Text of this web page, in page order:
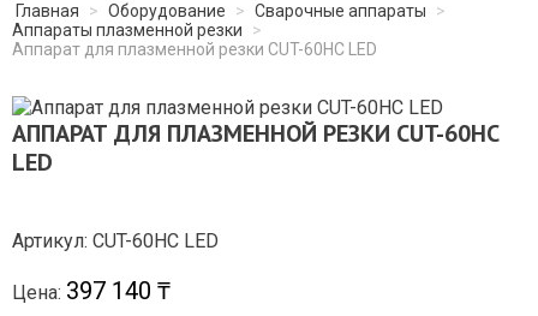
Главная > Оборудование > Сварочные аппараты
>
Аппараты плазменной резки
>
Аппарат для плазменной резки CUT-60HC LED
АППАРАТ ДЛЯ ПЛАЗМЕННОЙ РЕЗКИ CUT-60HC
LED
Артикул: CUT-60HC LED
Цена: 397 140 ₸